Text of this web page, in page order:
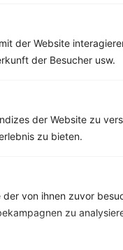
der Website
der Besucher usw.
der Website zu
zu bieten.
von ihnen zuvor
zu
›